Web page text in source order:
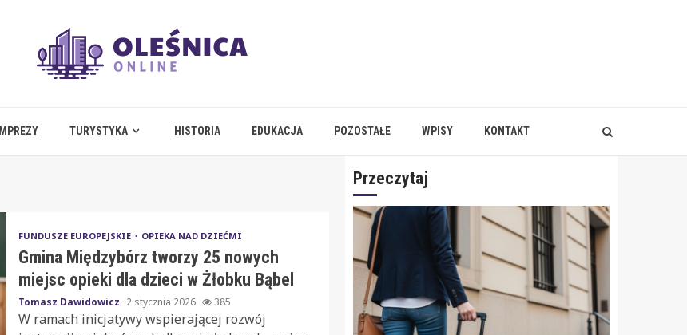
IMPREZY TURYSTYKA HISTORIA EDUKACJA POZOSTAŁE WPISY KONTAKT
FUNDUSZE EUROPEJSKIE OPIEKA NAD DZIEĆMI
Gmina Międzybórz tworzy 25 nowych
miejsc opieki dla dzieci w Żłobku Bąbel
Tomasz Dawidowicz 2 stycznia 2026 385
W ramach inicjatywy wspierającej rozwój
Przeczytaj